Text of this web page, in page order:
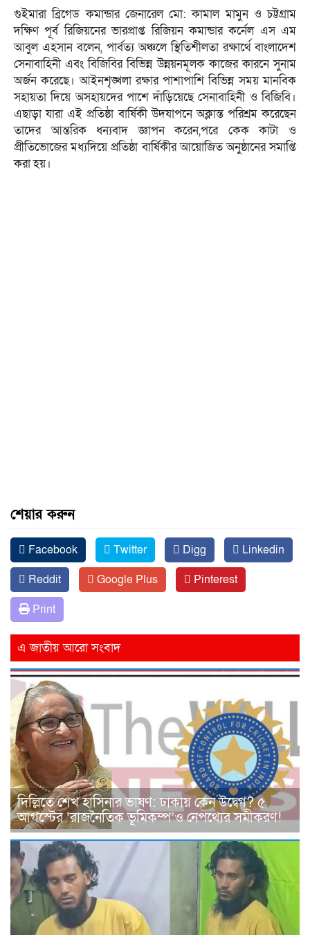
গুইমারা ব্রিগেড কমান্ডার জেনারেল মো: কামাল মামুন ও চট্টগ্রাম
দক্ষিণ পূর্ব রিজিয়নের ভারপ্রাপ্ত রিজিয়ন কমান্ডার কর্নেল এস এম
আবুল এহসান বলেন, পার্বত্য অঞ্চলে স্থিতিশীলতা রক্ষার্থে বাংলাদেশ
সেনাবাহিনী এবং বিজিবির বিভিন্ন উন্নয়নমূলক কাজের কারনে সুনাম
অর্জন করেছে। আইনশৃঙ্খলা রক্ষার পাশাপাশি বিভিন্ন সময় মানবিক
সহায়তা দিয়ে অসহায়দের পাশে দাঁড়িয়েছে সেনাবাহিনী ও বিজিবি।
এছাড়া যারা এই প্রতিষ্ঠা বার্ষিকী উদযাপনে অক্লান্ত পরিশ্রম করেছেন
তাদের আন্তরিক ধন্যবাদ জ্ঞাপন করেন,পরে কেক কাটা ও
প্রীতিভোজের মধ্যদিয়ে প্রতিষ্ঠা বার্ষিকীর আয়োজিত অনুষ্ঠানের সমাপ্তি
করা হয়।
শেয়ার করুন
Facebook Twitter Digg
Linkedin
Reddit
Google Plus
Pinterest
Print
এ জাতীয় আরো সংবাদ
দিল্লিতে শেখ হাসিনার ভাষণ: ঢাকায় কেন উদ্বেগ? ৫
আগস্টের ‘রাজনৈতিক ভূমিকম্প’ও নেপথ্যের সমীকরণ!